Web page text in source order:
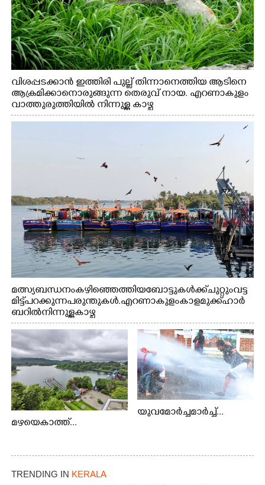
വിശപ്പടക്കാൻ ഇത്തിരി പുല്ല് തിന്നാനെത്തിയ ആടിനെ
ആക്രമിക്കാനൊരുങ്ങുന്ന തെരുവ് നായ. എറണാകുളം
വാത്തുരുത്തിയിൽ നിന്നുള്ള കാഴ്ച
മത്സ്യബന്ധനം കഴിഞ്ഞെത്തിയ ബോട്ടുകൾക്ക് ചുറ്റും വട്ട
മിട്ട് പറക്കുന്ന പരുന്തുകൾ. എറണാകുളം കാളമുക്ക് ഹാർ
ബറിൽ നിന്നുള്ള കാഴ്ച
മഴയെകാത്ത്...
യുവമോർച്ചമാർച്ച്...
TRENDING IN KERALA